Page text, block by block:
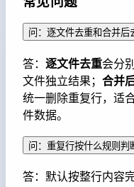
问：逐文件去重和合并后
答： 逐文件去重会分
文件独立结果； 合并
统一删除重复行，适
件数据。
问：重复行按什么规则判
答：默认按整行内容